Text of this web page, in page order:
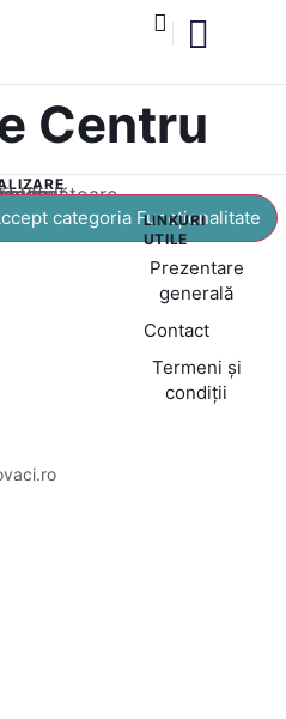
Centru
categoria Funcționalitate
LINKURI
UTILE
Prezentare
generală
Contact
Termeni și
condiții